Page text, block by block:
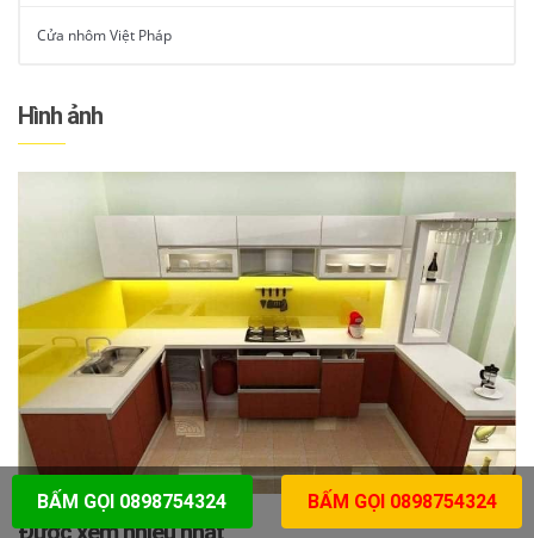
Cửa nhôm Việt Pháp
Hình ảnh
BẤM GỌI 0898754324 BẤM GỌI 0898754324